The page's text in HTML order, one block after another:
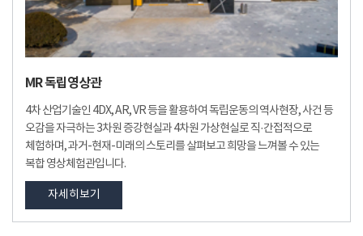
MR 독립영상관
4차 산업기술인 4DX, AR, VR 등을 활용하여 독립운동의 역사현장, 사건 등
오감을 자극하는 3차원 증강현실과 4차원 가상현실로 직·간접적으로
체험하며, 과거-현재-미래의 스토리를 살펴보고 희망을 느껴볼 수 있는
복합 영상체험관입니다.
자세히보기